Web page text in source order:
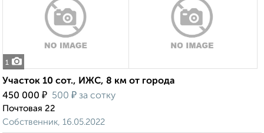
1
Участок 10 сот., ИЖС, 8 км от города
450 000 ₽ 500 ₽ за сотку
Почтовая 22
Собственник, 16.05.2022